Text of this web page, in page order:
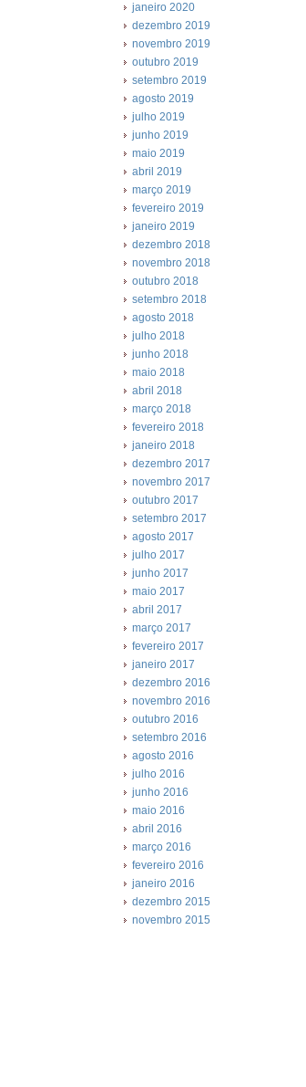
janeiro 2020
dezembro 2019
novembro 2019
outubro 2019
setembro 2019
agosto 2019
julho 2019
junho 2019
maio 2019
abril 2019
março 2019
fevereiro 2019
janeiro 2019
dezembro 2018
novembro 2018
outubro 2018
setembro 2018
agosto 2018
julho 2018
junho 2018
maio 2018
abril 2018
março 2018
fevereiro 2018
janeiro 2018
dezembro 2017
novembro 2017
outubro 2017
setembro 2017
agosto 2017
julho 2017
junho 2017
maio 2017
abril 2017
março 2017
fevereiro 2017
janeiro 2017
dezembro 2016
novembro 2016
outubro 2016
setembro 2016
agosto 2016
julho 2016
junho 2016
maio 2016
abril 2016
março 2016
fevereiro 2016
janeiro 2016
dezembro 2015
novembro 2015